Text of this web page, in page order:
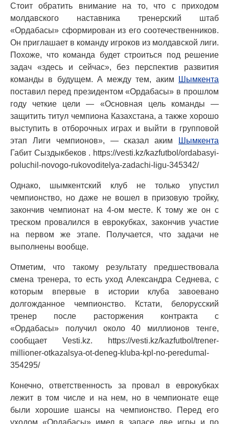
Стоит обратить внимание на то, что с приходом
молдавского наставника тренерский штаб
«Ордабасы» сформирован из его соотечественников.
Он приглашает в команду игроков из молдавской лиги.
Похоже, что команда будет строиться под решение
задач «здесь и сейчас», без перспектив развития
команды в будущем. А между тем, аким
Шымкента
поставил перед президентом «Ордабасы» в прошлом
году четкие цели — «Основная цель команды —
защитить титул чемпиона Казахстана, а также хорошо
выступить в отборочных играх и выйти в групповой
этап Лиги чемпионов», — сказал аким
Шымкента
Габит Сыздыкбеков . https://vesti.kz/kazfutbol/ordabasyi-
poluchil-novogo-rukovoditelya-zadachi-ligu-345342/
Однако, шымкентский клуб не только упустил
чемпионство, но даже не вошел в призовую тройку,
закончив чемпионат на 4-ом месте. К тому же он с
треском провалился в еврокубках, закончив участие
на первом же этапе. Получается, что задачи не
выполнены вообще.
Отметим, что такому результату предшествовала
смена тренера, то есть уход Александра Седнева, с
которым впервые в истории клуба завоевано
долгожданное чемпионство. Кстати, белорусский
тренер после расторжения контракта с
«Ордабасы» получил около 40 миллионов тенге,
сообщает Vesti.kz. https://vesti.kz/kazfutbol/trener-
millioner-otkazalsya-ot-deneg-kluba-kpl-no-peredumal-
354295/
Конечно, ответственность за провал в еврокубках
лежит в том числе и на нем, но в чемпионате еще
были хорошие шансы на чемпионство. Перед его